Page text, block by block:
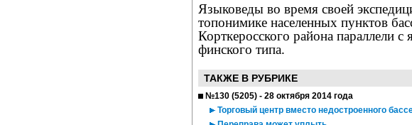
Языковеды во время своей
топонимике населенных пунктов
Корткеросского района параллели
финского типа.
ТАКЖЕ В РУБРИКЕ
№130 (5205) - 28 октября 2014 года
Торговый центр вместо недостроенного